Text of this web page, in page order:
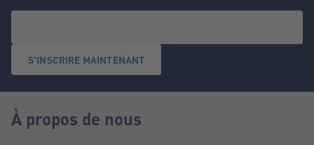
S'INSCRIRE MAINTENANT
À propos de nous